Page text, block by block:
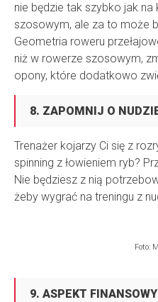
nie będzie tak szybko jak
szosowym, ale za to może
Geometria roweru
niż w rowerze szosowym,
opony, które dodatkowo
8. ZAPOMNIJ O
Trenażer kojarzy Ci się z
spinning z łowieniem ryb?
Nie będziesz z nią
żeby wygrać na treningu z
Foto:
9. ASPEKT FINANSOWY